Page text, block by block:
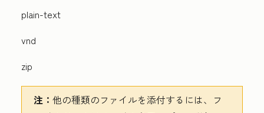
plain-text
vnd
zip
注： 他の種類のファイルを添付するには、フ